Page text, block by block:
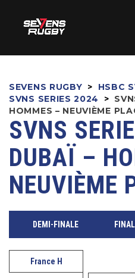
SEVENS RUGBY > HSBC
SVNS SERIES 2024
>
HOMMES – NEUVIÈME
SVNS
DUBAÏ –
NEUVIÈME
DEMI-FINALE
France H